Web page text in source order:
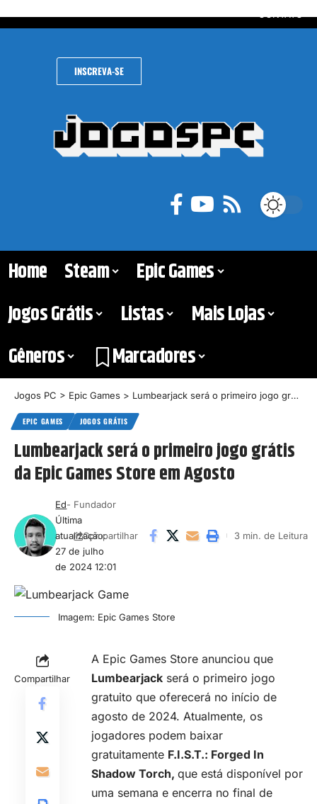
INSCREVA-SE
Home Steam
Epic Games
Jogos Grátis
Listas
Mais Lojas
Gêneros
Marcadores
Jogos PC > Epic Games > Lumbearjack será o primeiro jogo grátis da Epic Games Store em Agosto
EPIC GAMES JOGOS GRÁTIS
Lumbearjack será o primeiro jogo grátis
da Epic Games Store em Agosto
Última
atualização:
27 de julho
de 2024 12:01
Ed- Fundador
Compartilhar 3 min. de Leitura
Imagem: Epic Games Store
Compartilhar
A Epic Games Store anunciou que
Lumbearjack será o primeiro jogo
gratuito que oferecerá no início de
agosto de 2024. Atualmente, os
jogadores podem baixar
gratuitamente F.I.S.T.: Forged In
Shadow Torch, que está disponível por
uma semana e encerra no final de